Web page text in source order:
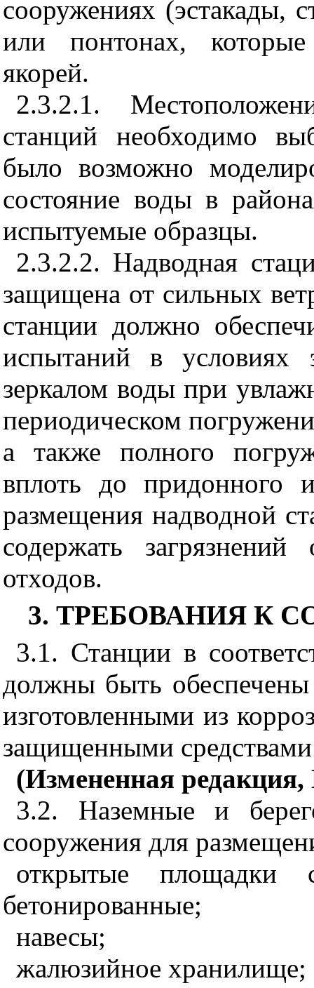
сооружениях (эстакады,
или понтонах,
якорей.
2.3.2.1.
станций необходимо
было возможно
состояние воды в
испытуемые образцы.
2.3.2.2. Надводная
защищена от сильных
станции должно
испытаний в условиях
зеркалом воды при
периодическом
а также полного
вплоть до придонного
размещения надводной
содержать
отходов.
3. ТРЕБОВАНИЯ К
3.1. Станции в
должны быть
изготовленными из
защищенными
(Измененная
3.2. Наземные и
сооружения для
открытые площадки
бетонированные;
навесы;
жалюзийное хранилище;